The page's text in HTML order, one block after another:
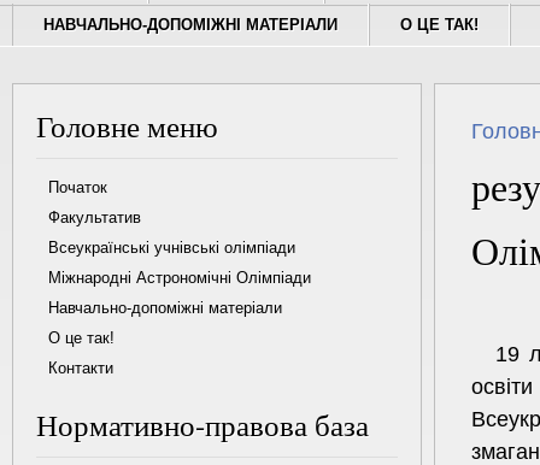
НАВЧАЛЬНО-ДОПОМІЖНІ МАТЕРІАЛИ О ЦЕ ТАК!
Головне меню
Початок
Факультатив
Всеукраїнські учнівські олімпіади
Міжнародні Астрономічні Олімпіади
Навчально-допоміжні матеріали
О це так!
Контакти
Нормативно-правова база
Ви є
19